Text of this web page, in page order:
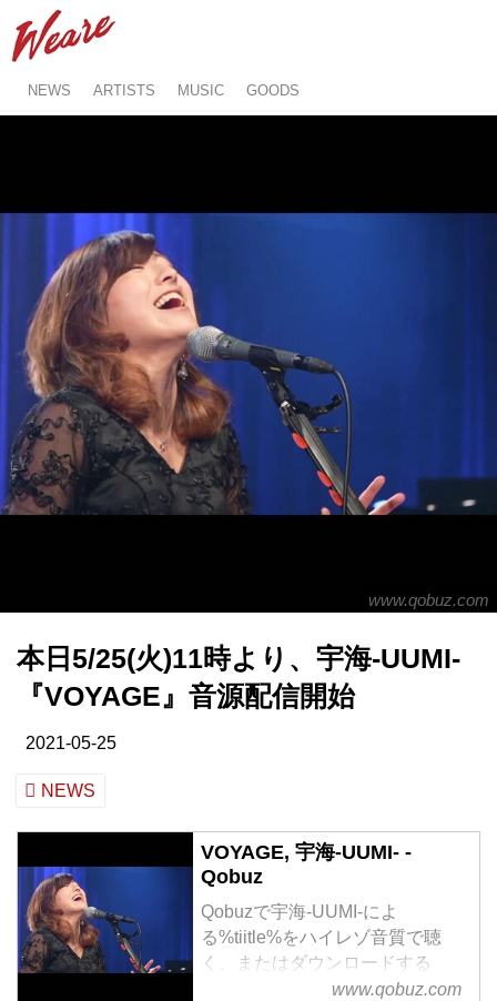
NEWS ARTISTS MUSIC GOODS
www.qobuz.com
本日5/25(火)11時より、宇海-UUMI-
『VOYAGE』音源配信開始
2021-05-25
NEWS
VOYAGE, 宇海-UUMI- -
Qobuz
Qobuzで宇海-UUMI-によ
る%tiitle%をハイレゾ音質で聴
く、またはダウンロードする
サブスクリプションは¥1,280/月
www.qobuz.com